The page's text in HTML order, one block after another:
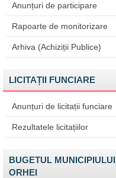
Anunțuri de participare
Rapoarte de monitorizare
Arhiva (Achiziții Publice)
LICITAȚII FUNCIARE
Anunțuri de licitații funciare
Rezultatele licitațiilor
BUGETUL MUNICIPIULUI
ORHEI